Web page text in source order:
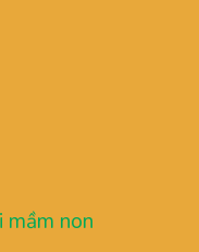
mầm non